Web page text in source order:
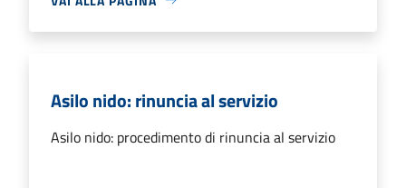
Asilo nido: rinuncia al servizio
Asilo nido: procedimento di rinuncia al servizio